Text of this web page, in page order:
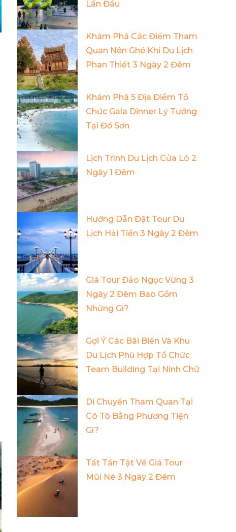
Lần Đầu
Khám Phá Các Điểm Tham
Quan Nên Ghé Khi Du Lịch
Phan Thiết 3 Ngày 2 Đêm
Khám Phá 5 Địa Điểm Tổ
Chức Gala Dinner Lý Tưởng
Tại Đồ Sơn
Lịch Trình Du Lịch Cửa Lò 2
Ngày 1 Đêm
Hướng Dẫn Đặt Tour Du
Lịch Hải Tiến 3 Ngày 2 Đêm
Giá Tour Đảo Ngọc Vừng 3
Ngày 2 Đêm Bao Gồm
Những Gì?
Gợi Ý Các Bãi Biển Và Khu
Du Lịch Phù Hợp Tổ Chức
Team Building Tại Ninh Chữ
Di Chuyển Tham Quan Tại
Cô Tô Bằng Phương Tiện
Gì?
Tất Tần Tật Về Giá Tour
Mũi Né 3 Ngày 2 Đêm